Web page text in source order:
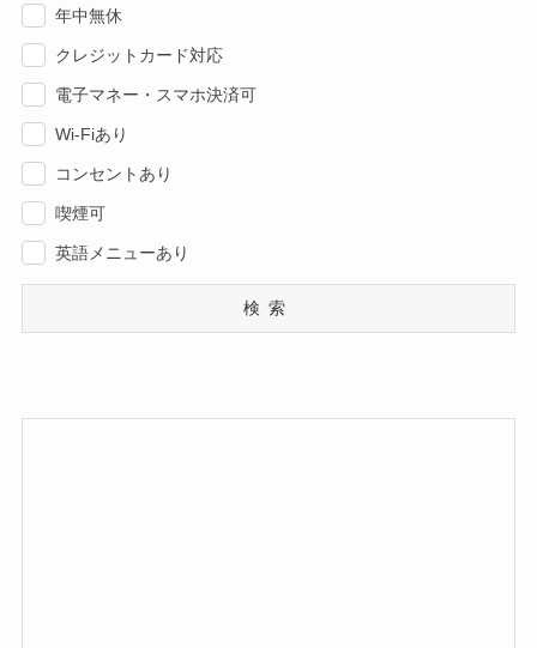
年中無休
クレジットカード対応
電子マネー・スマホ決済可
Wi-Fiあり
コンセントあり
喫煙可
英語メニューあり
検索